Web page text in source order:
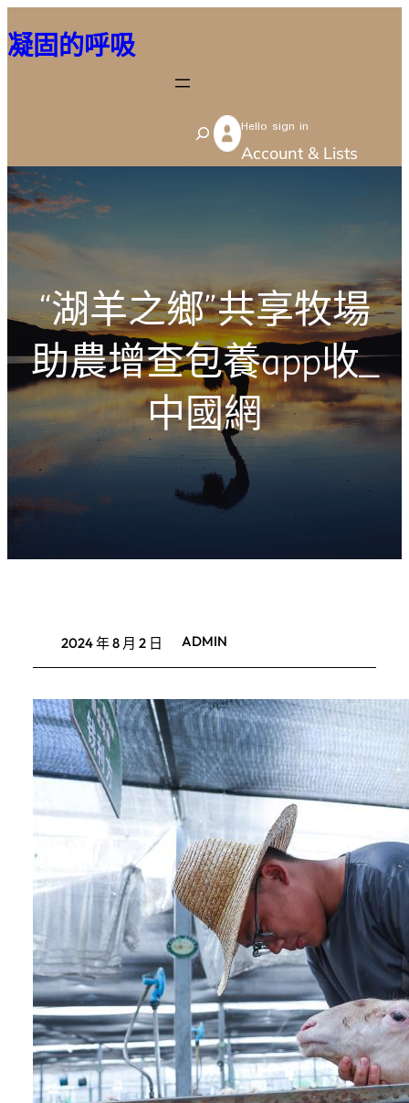
至
容
凝固的呼吸
S
e
Hello sign in
Account & Lists
“湖羊之鄉”共享牧場
助農增查包養app收_
中國網
2024 年 8 月 2 日 ADMIN